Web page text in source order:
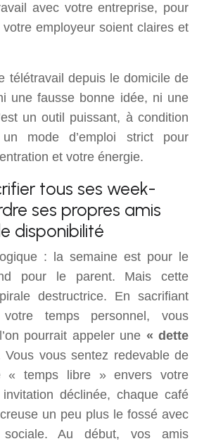
avec votre entreprise, pour
employeur soient claires et
télétravail depuis le domicile de
une fausse bonne idée, ni une
un outil puissant, à condition
mode d’emploi strict pour
et votre énergie.
tous ses week-
ses propres amis
disponibilité
: la semaine est pour le
pour le parent. Mais cette
destructrice. En sacrifiant
votre temps personnel, vous
pourrait appeler une « dette
Vous vous sentez redevable de
« temps libre » envers votre
déclinée, chaque café
un peu plus le fossé avec
Au début, vos amis